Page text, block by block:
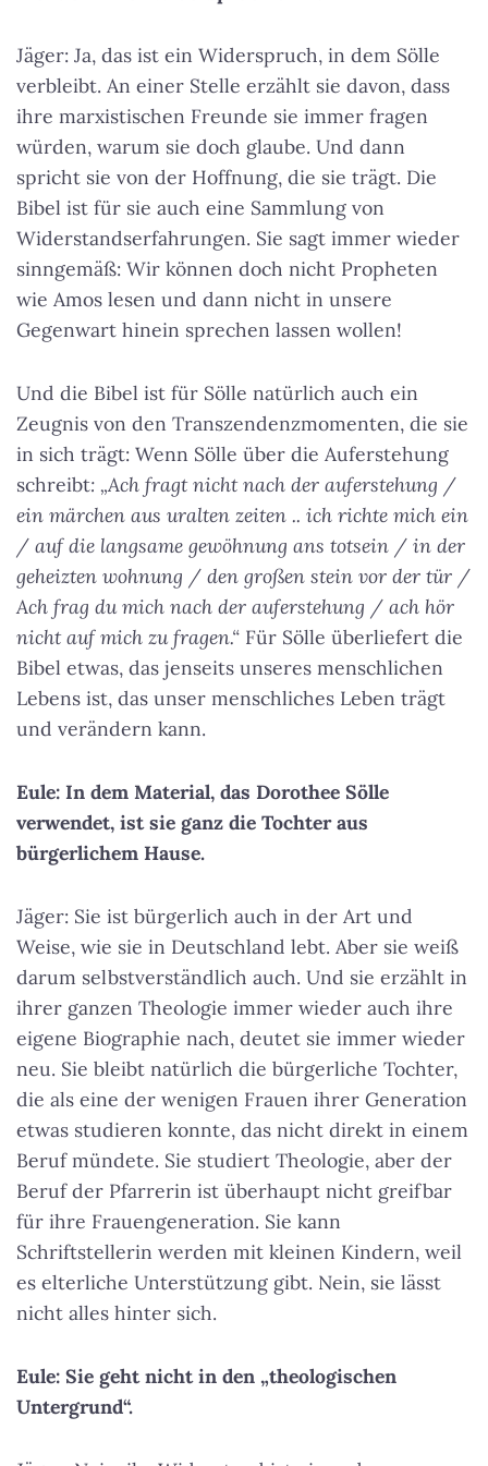
Jäger: Ja, das ist ein Widerspruch, in dem Sölle
verbleibt. An einer Stelle erzählt sie davon, dass
ihre marxistischen Freunde sie immer fragen
würden, warum sie doch glaube. Und dann
spricht sie von der Hoffnung, die sie trägt. Die
Bibel ist für sie auch eine Sammlung von
Widerstandserfahrungen. Sie sagt immer wieder
sinngemäß: Wir können doch nicht Propheten
wie Amos lesen und dann nicht in unsere
Gegenwart hinein sprechen lassen wollen!
Und die Bibel ist für Sölle natürlich auch ein
Zeugnis von den Transzendenzmomenten, die sie
in sich trägt: Wenn Sölle über die Auferstehung
schreibt: „Ach fragt nicht nach der auferstehung /
ein märchen aus uralten zeiten .. ich richte mich ein
/ auf die langsame gewöhnung ans totsein / in der
geheizten wohnung / den großen stein vor der tür /
Ach frag du mich nach der auferstehung / ach hör
nicht auf mich zu fragen.“ Für Sölle überliefert die
Bibel etwas, das jenseits unseres menschlichen
Lebens ist, das unser menschliches Leben trägt
und verändern kann.
Eule: In dem Material, das Dorothee Sölle
verwendet, ist sie ganz die Tochter aus
bürgerlichem Hause.
Jäger: Sie ist bürgerlich auch in der Art und
Weise, wie sie in Deutschland lebt. Aber sie weiß
darum selbstverständlich auch. Und sie erzählt in
ihrer ganzen Theologie immer wieder auch ihre
eigene Biographie nach, deutet sie immer wieder
neu. Sie bleibt natürlich die bürgerliche Tochter,
die als eine der wenigen Frauen ihrer Generation
etwas studieren konnte, das nicht direkt in einem
Beruf mündete. Sie studiert Theologie, aber der
Beruf der Pfarrerin ist überhaupt nicht greifbar
für ihre Frauengeneration. Sie kann
Schriftstellerin werden mit kleinen Kindern, weil
es elterliche Unterstützung gibt. Nein, sie lässt
nicht alles hinter sich.
Eule: Sie geht nicht in den „theologischen
Untergrund“.